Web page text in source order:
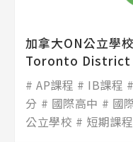
加拿大ON公立學
Toronto District
AP課程 IB課程
分
國際高中 國
公立學校
短期課程